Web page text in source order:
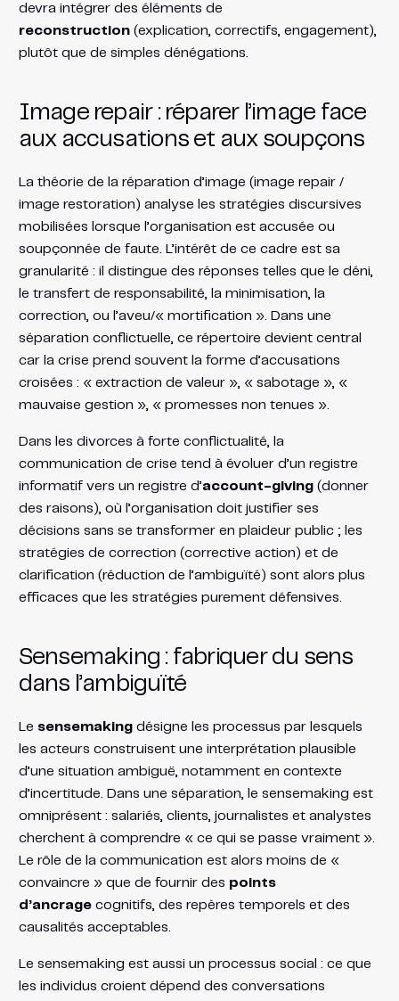
devra intégrer des éléments de
reconstruction(explication, correctifs, engagement),
plutôt que de simples dénégations.
Image repair : réparer l’image face
aux accusations et aux soupçons
La théorie de la réparation d’image (image repair /
image restoration) analyse les stratégies discursives
mobilisées lorsque l’organisation est accusée ou
soupçonnée de faute. L’intérêt de ce cadre est sa
granularité : il distingue des réponses telles que le déni,
le transfert de responsabilité, la minimisation, la
correction, ou l’aveu/« mortification ». Dans une
séparation conflictuelle, ce répertoire devient central
car la crise prend souvent la forme d’accusations
croisées : « extraction de valeur », « sabotage », «
mauvaise gestion », « promesses non tenues ».
Dans les divorces à forte conflictualité, la
communication de crise tend à évoluer d’un registre
informatif vers un registre d’account-giving(donner
des raisons), où l’organisation doit justifier ses
décisions sans se transformer en plaideur public ; les
stratégies de correction (corrective action) et de
clarification (réduction de l’ambiguïté) sont alors plus
efficaces que les stratégies purement défensives.
Sensemaking : fabriquer du sens
dans l’ambiguïté
Le sensemakingdésigne les processus par lesquels
les acteurs construisent une interprétation plausible
d’une situation ambiguë, notamment en contexte
d’incertitude. Dans une séparation, le sensemaking est
omniprésent : salariés, clients, journalistes et analystes
cherchent à comprendre « ce qui se passe vraiment ».
Le rôle de la communication est alors moins de «
convaincre » que de fournir des points
d’ancragecognitifs, des repères temporels et des
causalités acceptables.
Le sensemaking est aussi un processus social : ce que
les individus croient dépend des conversations